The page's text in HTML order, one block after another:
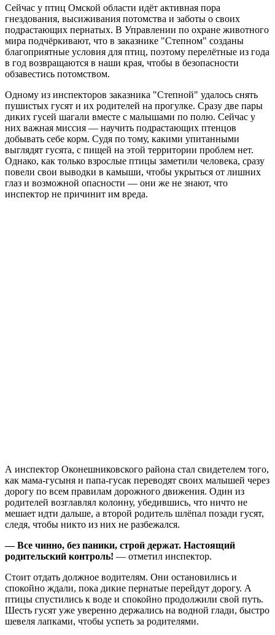
Сейчас у птиц Омской области идёт активная пора
гнездования, высиживания потомства и заботы о своих
подрастающих пернатых. В Управлении по охране животного
мира подчёркивают, что в заказнике "Степном" созданы
благоприятные условия для птиц, поэтому перелётные из года
в год возвращаются в наши края, чтобы в безопасности
обзавестись потомством.
Одному из инспекторов заказника "Степной" удалось снять
пушистых гусят и их родителей на прогулке. Сразу две пары
диких гусей шагали вместе с малышами по полю. Сейчас у
них важная миссия — научить подрастающих птенцов
добывать себе корм. Судя по тому, какими упитанными
выглядят гусята, с пищей на этой территории проблем нет.
Однако, как только взрослые птицы заметили человека, сразу
повели свои выводки в камыши, чтобы укрыться от лишних
глаз и возможной опасности — они же не знают, что
инспектор не причинит им вреда.
А инспектор Оконешниковского района стал свидетелем того,
как мама-гусыня и папа-гусак переводят своих малышей через
дорогу по всем правилам дорожного движения. Один из
родителей возглавлял колонну, убедившись, что ничто не
мешает идти дальше, а второй родитель шлёпал позади гусят,
следя, чтобы никто из них не разбежался.
— Все чинно, без паники, строй держат. Настоящий
родительский контроль! — отметил инспектор.
Стоит отдать должное водителям. Они остановились и
спокойно ждали, пока дикие пернатые перейдут дорогу. А
птицы спустились к воде и спокойно продолжили свой путь.
Шесть гусят уже уверенно держались на водной глади, быстро
шевеля лапками, чтобы успеть за родителями.